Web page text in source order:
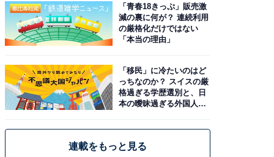
「青春18きっぷ」販売激
減の裏に何が？ 連続利用
の厳格化だけではない
「本当の理由」
「移民」に冷たいのはど
っちなのか？ スイスの厳
格過ぎる学歴選別と、日
本の曖昧過ぎる外国人政
連載をもっと見る